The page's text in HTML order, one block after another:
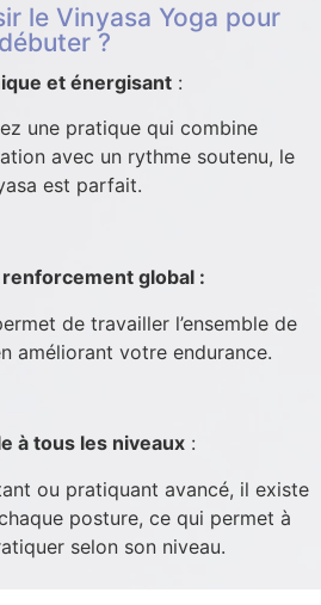
le Vinyasa Yoga pour
débuter ?
et énergisant:
une pratique qui combine
avec un rythme soutenu, le
est parfait.
renforcement global :
de travailler l’ensemble de
améliorant votre endurance.
à tous les niveaux :
ou pratiquant avancé, il existe
posture, ce qui permet à
selon son niveau.